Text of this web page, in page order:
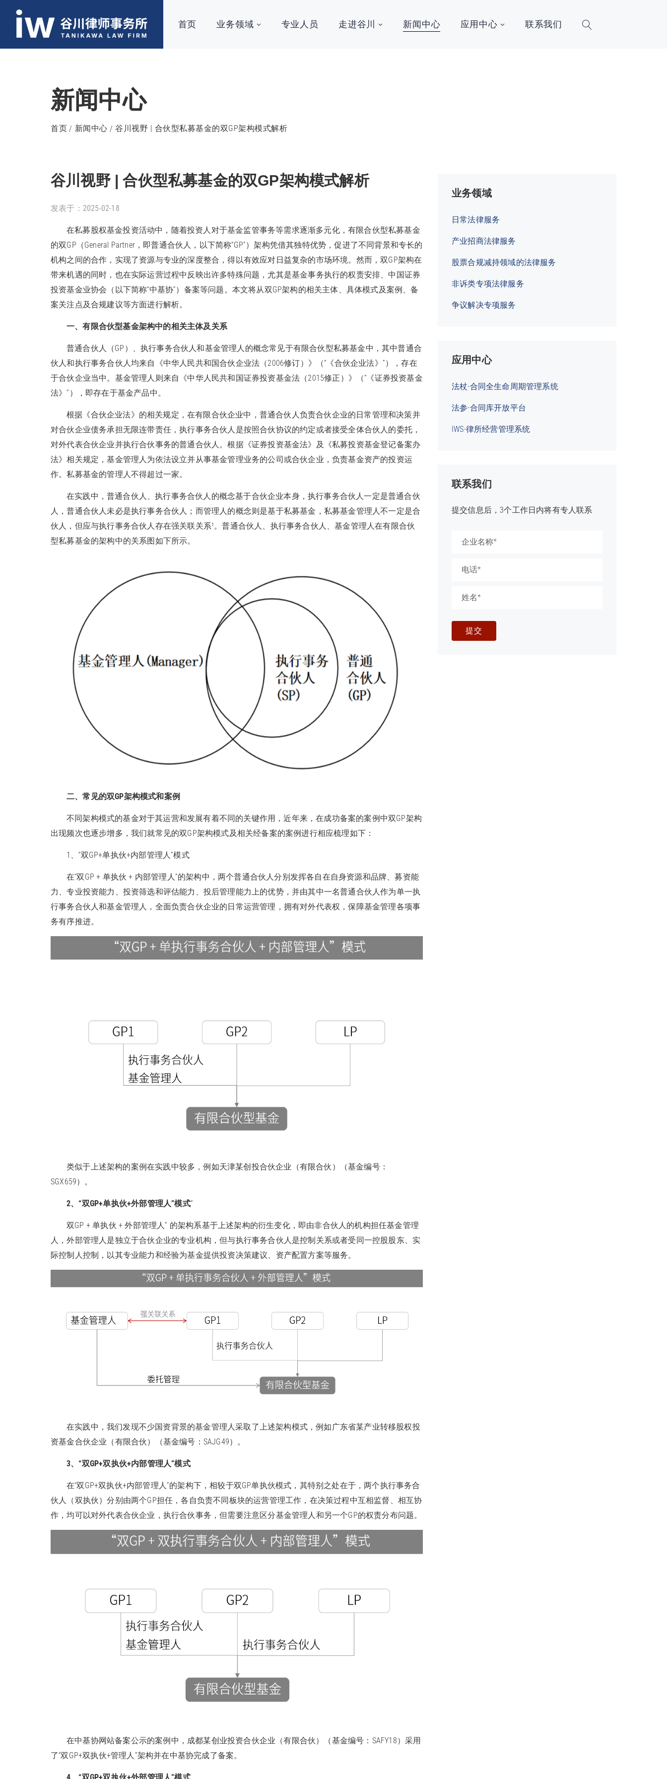
首页 业务领域 专业人员 走进谷川 新闻中心 应用中心 联系我们
新闻中心
首页 新闻中心 谷川视野 | 合伙型私募基金的双GP架构模式解析
谷川视野 | 合伙型私募基金的双GP架构模式解析
发表于：2025-02-18
在私募股权基金投资活动中，随着投资人对于基金监管事务等需求逐渐多元化，有限合伙型私募基金
的双GP（General Partner，即普通合伙人，以下简称“GP”）架构凭借其独特优势，促进了不同背景和专长的
机构之间的合作，实现了资源与专业的深度整合，得以有效应对日益复杂的市场环境。然而，双GP架构在
带来机遇的同时，也在实际运营过程中反映出许多特殊问题，尤其是基金事务执行的权责安排、中国证券
投资基金业协会（以下简称“中基协”）备案等问题。本文将从双GP架构的相关主体、具体模式及案例、备
案关注点及合规建议等方面进行解析。
一、有限合伙型基金架构中的相关主体及关系
普通合伙人（GP）、执行事务合伙人和基金管理人的概念常见于有限合伙型私募基金中，其中普通合
伙人和执行事务合伙人均来自《中华人民共和国合伙企业法（2006修订）》（“《合伙企业法》”），存在
于合伙企业当中。基金管理人则来自《中华人民共和国证券投资基金法（2015修正）》（“《证券投资基金
法》”），即存在于基金产品中。
根据《合伙企业法》的相关规定，在有限合伙企业中，普通合伙人负责合伙企业的日常管理和决策并
对合伙企业债务承担无限连带责任，执行事务合伙人是按照合伙协议的约定或者接受全体合伙人的委托，
对外代表合伙企业并执行合伙事务的普通合伙人。根据《证券投资基金法》及《私募投资基金登记备案办
法》相关规定，基金管理人为依法设立并从事基金管理业务的公司或合伙企业，负责基金资产的投资运
作。私募基金的管理人不得超过一家。
在实践中，普通合伙人、执行事务合伙人的概念基于合伙企业本身，执行事务合伙人一定是普通合伙
人，普通合伙人未必是执行事务合伙人；而管理人的概念则是基于私募基金，私募基金管理人不一定是合
伙人，但应与执行事务合伙人存在强关联关系¹。普通合伙人、执行事务合伙人、基金管理人在有限合伙
型私募基金的架构中的关系图如下所示。
二、常见的双GP架构模式和案例
不同架构模式的基金对于其运营和发展有着不同的关键作用，近年来，在成功备案的案例中双GP架构
出现频次也逐步增多，我们就常见的双GP架构模式及相关经备案的案例进行相应梳理如下：
1、“双GP+单执伙+内部管理人”模式
在“双GP + 单执伙 + 内部管理人”的架构中，两个普通合伙人分别发挥各自在自身资源和品牌、募资能
力、专业投资能力、投资筛选和评估能力、投后管理能力上的优势，并由其中一名普通合伙人作为单一执
行事务合伙人和基金管理人，全面负责合伙企业的日常运营管理，拥有对外代表权，保障基金管理各项事
务有序推进。
类似于上述架构的案例在实践中较多，例如天津某创投合伙企业（有限合伙）（基金编号：
SGX659）。
2、“双GP+单执伙+外部管理人”模式“
双GP + 单执伙 + 外部管理人” 的架构系基于上述架构的衍生变化，即由非合伙人的机构担任基金管理
人，外部管理人是独立于合伙企业的专业机构，但与执行事务合伙人是控制关系或者受同一控股股东、实
际控制人控制，以其专业能力和经验为基金提供投资决策建议、资产配置方案等服务。
在实践中，我们发现不少国资背景的基金管理人采取了上述架构模式，例如广东省某产业转移股权投
资基金合伙企业（有限合伙）（基金编号：SAJG49）。
3、“双GP+双执伙+内部管理人”模式
在“双GP+双执伙+内部管理人”的架构下，相较于双GP单执伙模式，其特别之处在于，两个执行事务合
伙人（双执伙）分别由两个GP担任，各自负责不同板块的运营管理工作，在决策过程中互相监督、相互协
作，均可以对外代表合伙企业，执行合伙事务，但需要注意区分基金管理人和另一个GP的权责分布问题。
在中基协网站备案公示的案例中，成都某创业投资合伙企业（有限合伙）（基金编号：SAFY18）采用
了“双GP+双执伙+管理人”架构并在中基协完成了备案。
业务领域
日常法律服务
产业招商法律服务
股票合规减持领域的法律服务
非诉类专项法律服务
争议解决专项服务
应用中心
法杖-合同全生命周期管理系统
法参-合同库开放平台
IWS-律所经营管理系统
联系我们
提交信息后，3个工作日内将有专人联系
提交